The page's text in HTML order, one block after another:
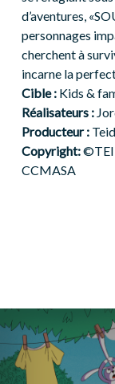
d’aventures,
personnages
cherchent à
incarne la
Cible : Kids &
Réalisateurs :
Producteur :
Copyright:
CCMASA